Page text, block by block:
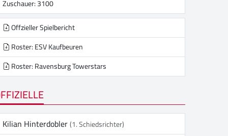
Zuschauer: 3100
Offzieller Spielbericht
Roster: ESV Kaufbeuren
Roster: Ravensburg Towerstars
Kilian Hinterdobler(1. Schiedsrichter)